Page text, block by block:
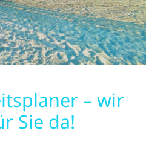
– wir
Sie da!